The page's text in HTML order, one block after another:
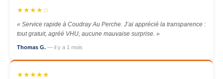
★★★★☆
« Service rapide à Coudray Au Perche. J’ai apprécié la transparence :
tout gratuit, agréé VHU, aucune mauvaise surprise. »
Thomas G. — il y a 1 mois
★★★★★